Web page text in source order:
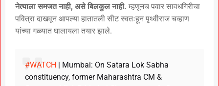
नेत्याला समजत नाही, असे बिलकुल नाही. म्हणूनच पवार सावधगिरीचा
पवित्रा दाखवून आपल्या हातातली सीट स्वतःहून पृथ्वीराज चव्हाण
यांच्या गळ्यात घालायला तयार झाले.
#WATCH | Mumbai: On Satara Lok Sabha
constituency, former Maharashtra CM &